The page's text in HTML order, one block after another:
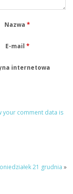
Nazwa*
E-mail *
internetowa
your comment data is
21 grudnia »